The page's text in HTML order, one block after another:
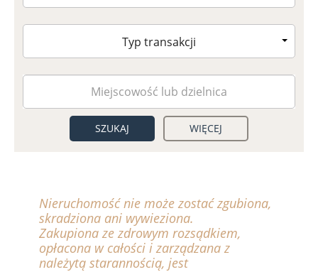
Typ transakcji
WIĘCEJ
Nieruchomość nie może zostać zgubiona,
skradziona ani wywieziona.
Zakupiona ze zdrowym rozsądkiem,
opłacona w całości i zarządzana z
należytą starannością, jest